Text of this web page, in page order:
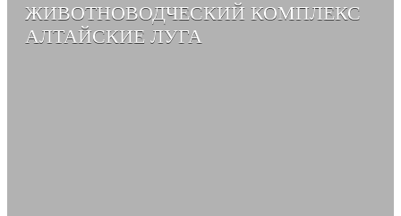
ЖИВОТНОВОДЧЕСКИЙ КОМПЛЕКС
АЛТАЙСКИЕ ЛУГА